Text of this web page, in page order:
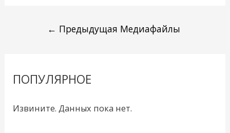
← Предыдущая Медиафайлы
ПОПУЛЯРНОЕ
Извините. Данных пока нет.